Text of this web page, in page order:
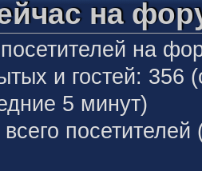
на
на
и гостей: 356
5 минут)
посетителей